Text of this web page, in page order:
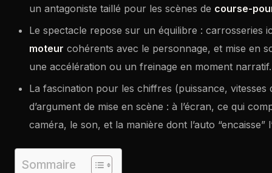
un antagoniste taillé pour les scènes de course-
Le spectacle repose sur un équilibre : carrosseries
moteur cohérents avec le personnage, et mise en
une accélération ou un freinage en moment narratif.
La fascination pour les chiffres (puissance,
d’argument de mise en scène : à l’écran, ce qui
caméra, le son, et la manière dont l’auto “encaisse”
Sommaire